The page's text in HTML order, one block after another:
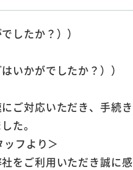
したか？））
いかがでしたか？））
ご対応いただき、手続き
た。
フより＞
をご利用いただき誠に